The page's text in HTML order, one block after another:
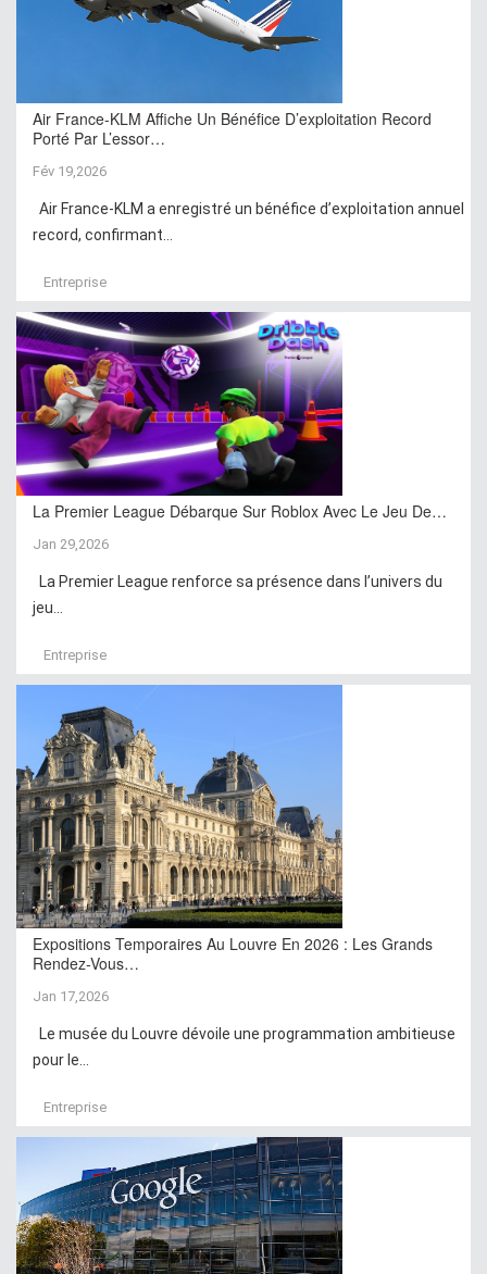
Air France-KLM Affiche Un Bénéfice D’exploitation Record
Porté Par L’essor…
Fév 19,2026
Air France-KLM a enregistré un bénéfice d’exploitation annuel
record, confirmant...
Entreprise
La Premier League Débarque Sur Roblox Avec Le Jeu De…
Jan 29,2026
La Premier League renforce sa présence dans l’univers du
jeu...
Entreprise
Expositions Temporaires Au Louvre En 2026 : Les Grands
Rendez-Vous…
Jan 17,2026
Le musée du Louvre dévoile une programmation ambitieuse
pour le...
Entreprise